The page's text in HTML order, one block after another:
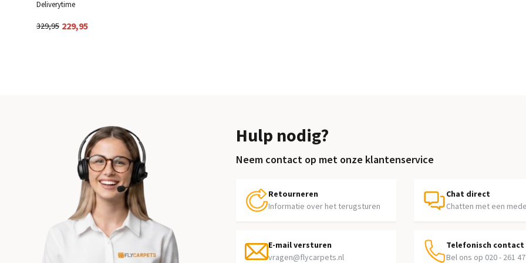
Deliverytime
329,95 229,95
Hulp nodig?
Neem contact op met onze klantenservice
Retourneren
Informatie over het terugsturen
Chat direct
Chatten met een
E-mail versturen
vragen@flycarpets.nl
Telefonisch contact
Bel ons op 020 - 261